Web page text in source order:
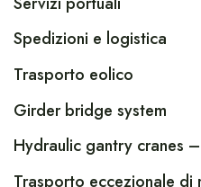
Spedizioni e logistica
Trasporto eolico
Girder bridge system
Hydraulic gantry cranes
Trasporto eccezionale di